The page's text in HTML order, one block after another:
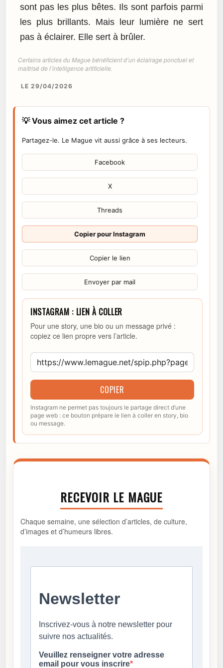
sont pas les plus bêtes. Ils sont parfois parmi
les plus brillants. Mais leur lumière ne sert
pas à éclairer. Elle sert à brûler.
Certains articles du Mague bénéficient d’un éclairage ponctuel et
maîtrisé de l’intelligence artificielle.
LE 29/04/2026
💡 Vous aimez cet article ?
Partagez-le. Le Mague vit aussi grâce à ses lecteurs.
Facebook
X
Threads
Copier pour Instagram
Copier le lien
Envoyer par mail
INSTAGRAM : LIEN À COLLER
Pour une story, une bio ou un message privé :
copiez ce lien propre vers l’article.
COPIER
Instagram ne permet pas toujours le partage direct d’une
page web : ce bouton prépare le lien à coller en story, bio
ou message.
RECEVOIR LE MAGUE
Chaque semaine, une sélection d’articles, de culture,
d’images et d’humeurs libres.